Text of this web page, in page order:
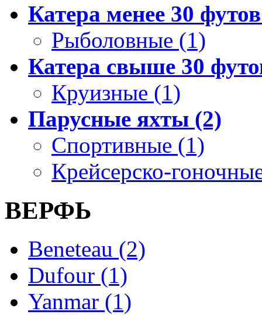
Катера менее 30
Рыболовные (1)
Катера свыше 30
Круизные (1)
Парусные яхты (2)
Спортивные (1)
Крейсерско-
ВЕРФЬ
Beneteau (2)
Dufour (1)
Yanmar (1)